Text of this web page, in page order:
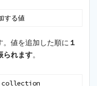
する値
値を追加した順に１
られます。
collection